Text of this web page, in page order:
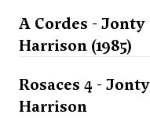
A Cordes - Jonty
Harrison (1985)
Rosaces 4 - Jonty
Harrison